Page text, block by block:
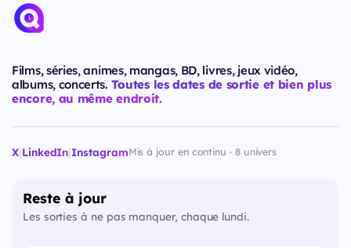
Films, séries, animes, mangas, BD, livres, jeux vidéo,
albums, concerts. Toutes les dates de sortie et bien plus
encore, au même endroit.
X|LinkedIn|InstagramMis à jour en continu · 8 univers
Reste à jour
Les sorties à ne pas manquer, chaque lundi.